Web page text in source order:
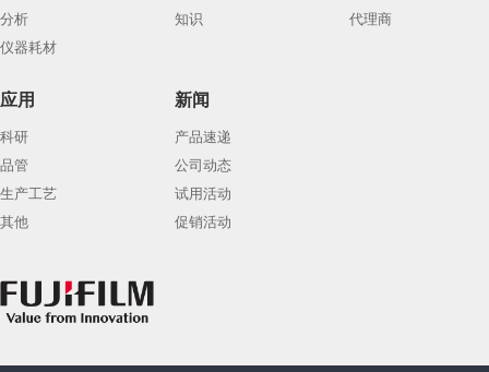
分析
仪器耗材
知识
代理商
应用
科研
品管
生产工艺
其他
新闻
产品速递
公司动态
试用活动
促销活动